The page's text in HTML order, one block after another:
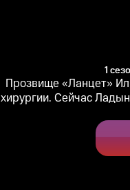
1
Прозвище «Ланцет»
хирургии. Сейчас